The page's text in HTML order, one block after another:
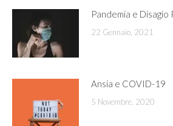
Pandemia e Disagio
22 Gennaio, 2021
Ansia e COVID-19
5 Novembre, 2020